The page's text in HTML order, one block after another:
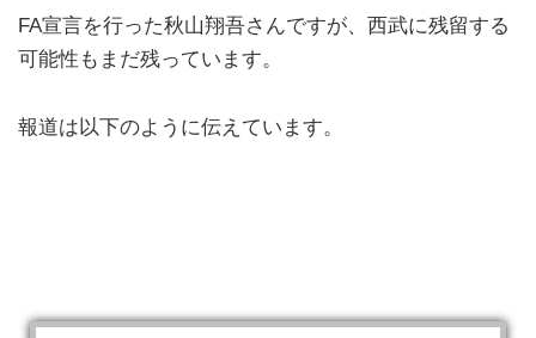
FA宣言を行った秋山翔吾さんですが、西武に残留する
可能性もまだ残っています。
報道は以下のように伝えています。